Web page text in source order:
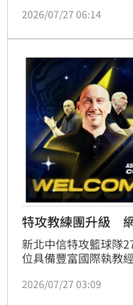
也跟周儀翔說：「如
2026/07/27 06:14
特攻教練團升級
新北中信特攻籃球隊
位具備豐富國際執教
O’Shea）加入教練
2026/07/27 03:09